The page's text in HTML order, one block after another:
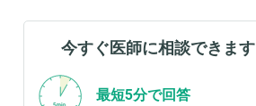
今すぐ医師に相談できます
最短5分で回答